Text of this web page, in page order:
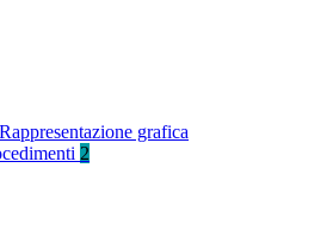
Rappresentazione grafica
2